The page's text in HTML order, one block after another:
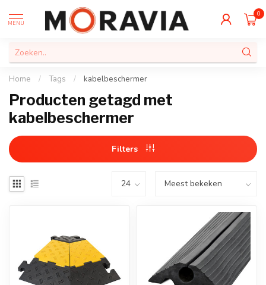
MENU
0
Home / Tags / kabelbeschermer
Producten getagd met
kabelbeschermer
Filters